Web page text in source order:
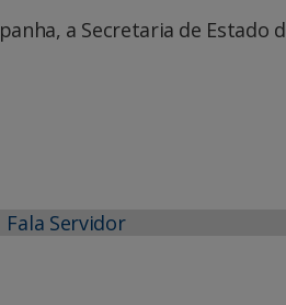
a Secretaria de
Fala Servidor